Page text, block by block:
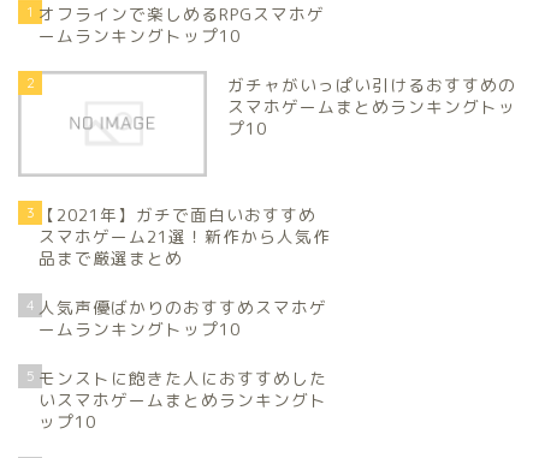
1 オフラインで楽しめるRPGスマホゲ
ームランキングトップ10
2
ガチャがいっぱい引けるおすすめの
スマホゲームまとめランキングトッ
プ10
3
【2021年】ガチで面白いおすすめ
スマホゲーム21選！新作から人気作
品まで厳選まとめ
4 人気声優ばかりのおすすめスマホゲ
ームランキングトップ10
5 モンストに飽きた人におすすめした
いスマホゲームまとめランキングト
ップ10